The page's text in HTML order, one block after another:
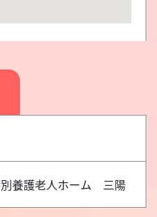
養護老人ホーム 三陽